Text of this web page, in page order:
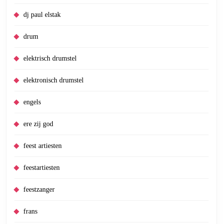
dj paul elstak
drum
elektrisch drumstel
elektronisch drumstel
engels
ere zij god
feest artiesten
feestartiesten
feestzanger
frans